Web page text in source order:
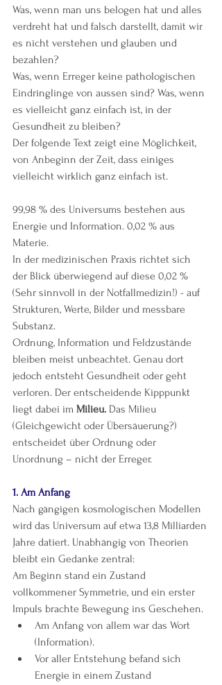
Was, wenn man uns belogen hat und alles
verdreht hat und falsch darstellt, damit wir
es nicht verstehen und glauben und
bezahlen?
Was, wenn Erreger keine pathologischen
Eindringlinge von aussen sind? Was, wenn
es vielleicht ganz einfach ist, in der
Gesundheit zu bleiben?
Der folgende Text zeigt eine Möglichkeit,
von Anbeginn der Zeit, dass einiges
vielleicht wirklich ganz einfach ist.
99,98 % des Universums bestehen aus
Energie und Information. 0,02 % aus
Materie.
In der medizinischen Praxis richtet sich
der Blick überwiegend auf diese 0,02 %
(Sehr sinnvoll in der Notfallmedizin!) - auf
Strukturen, Werte, Bilder und messbare
Substanz.
Ordnung, Information und Feldzustände
bleiben meist unbeachtet. Genau dort
jedoch entsteht Gesundheit oder geht
verloren. Der entscheidende Kipppunkt
liegt dabei im Milieu. Das Milieu
(Gleichgewicht oder Übersäuerung?)
entscheidet über Ordnung oder
Unordnung – nicht der Erreger.
1. Am Anfang
Nach gängigen kosmologischen Modellen
wird das Universum auf etwa 13,8 Milliarden
Jahre datiert. Unabhängig von Theorien
bleibt ein Gedanke zentral:
Am Beginn stand ein Zustand
vollkommener Symmetrie, und ein erster
Impuls brachte Bewegung ins Geschehen.
Am Anfang von allem war das Wort
(Information).
Vor aller Entstehung befand sich
Energie in einem Zustand